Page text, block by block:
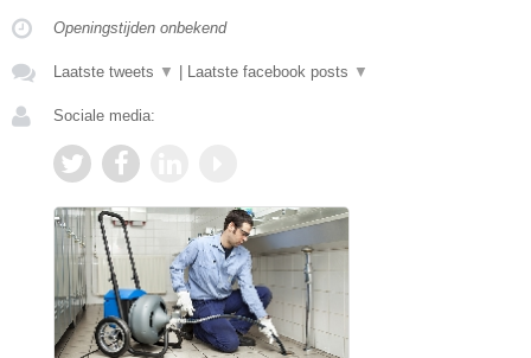
Openingstijden onbekend
Laatste tweets ▼ Laatste facebook posts ▼
Sociale media: